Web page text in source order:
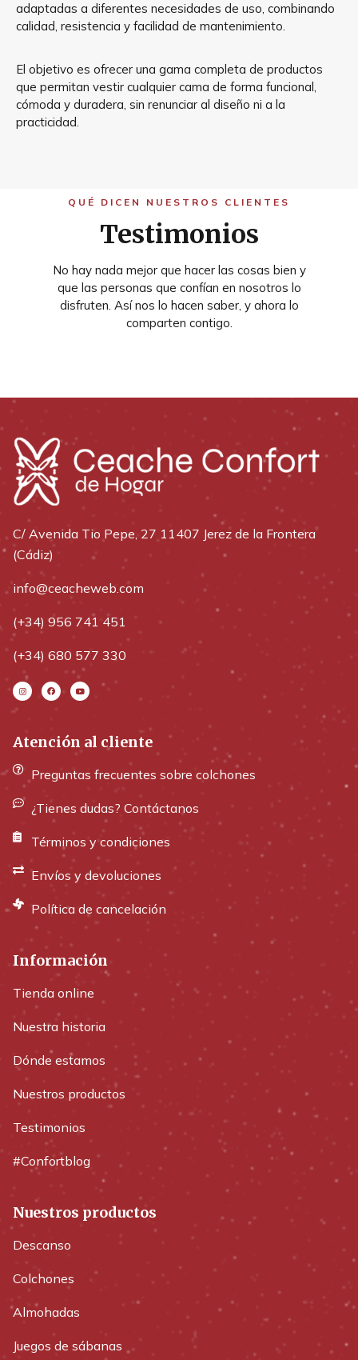
adaptadas a diferentes necesidades de uso, combinando
calidad, resistencia y facilidad de mantenimiento.
El objetivo es ofrecer una gama completa de productos
que permitan vestir cualquier cama de forma funcional,
cómoda y duradera, sin renunciar al diseño ni a la
practicidad.
QUÉ DICEN NUESTROS CLIENTES
Testimonios
No hay nada mejor que hacer las cosas bien y
que las personas que confían en nosotros lo
disfruten. Así nos lo hacen saber, y ahora lo
comparten contigo.
C/ Avenida Tio Pepe, 27 11407 Jerez de la Frontera
(Cádiz)
info@ceacheweb.com
(+34) 956 741 451
(+34) 680 577 330
Atención al cliente
Preguntas frecuentes sobre colchones
¿Tienes dudas? Contáctanos
Términos y condiciones
Envíos y devoluciones
Política de cancelación
Información
Tienda online
Nuestra historia
Dónde estamos
Nuestros productos
Testimonios
#Confortblog
Nuestros productos
Descanso
Colchones
Almohadas
Juegos de sábanas